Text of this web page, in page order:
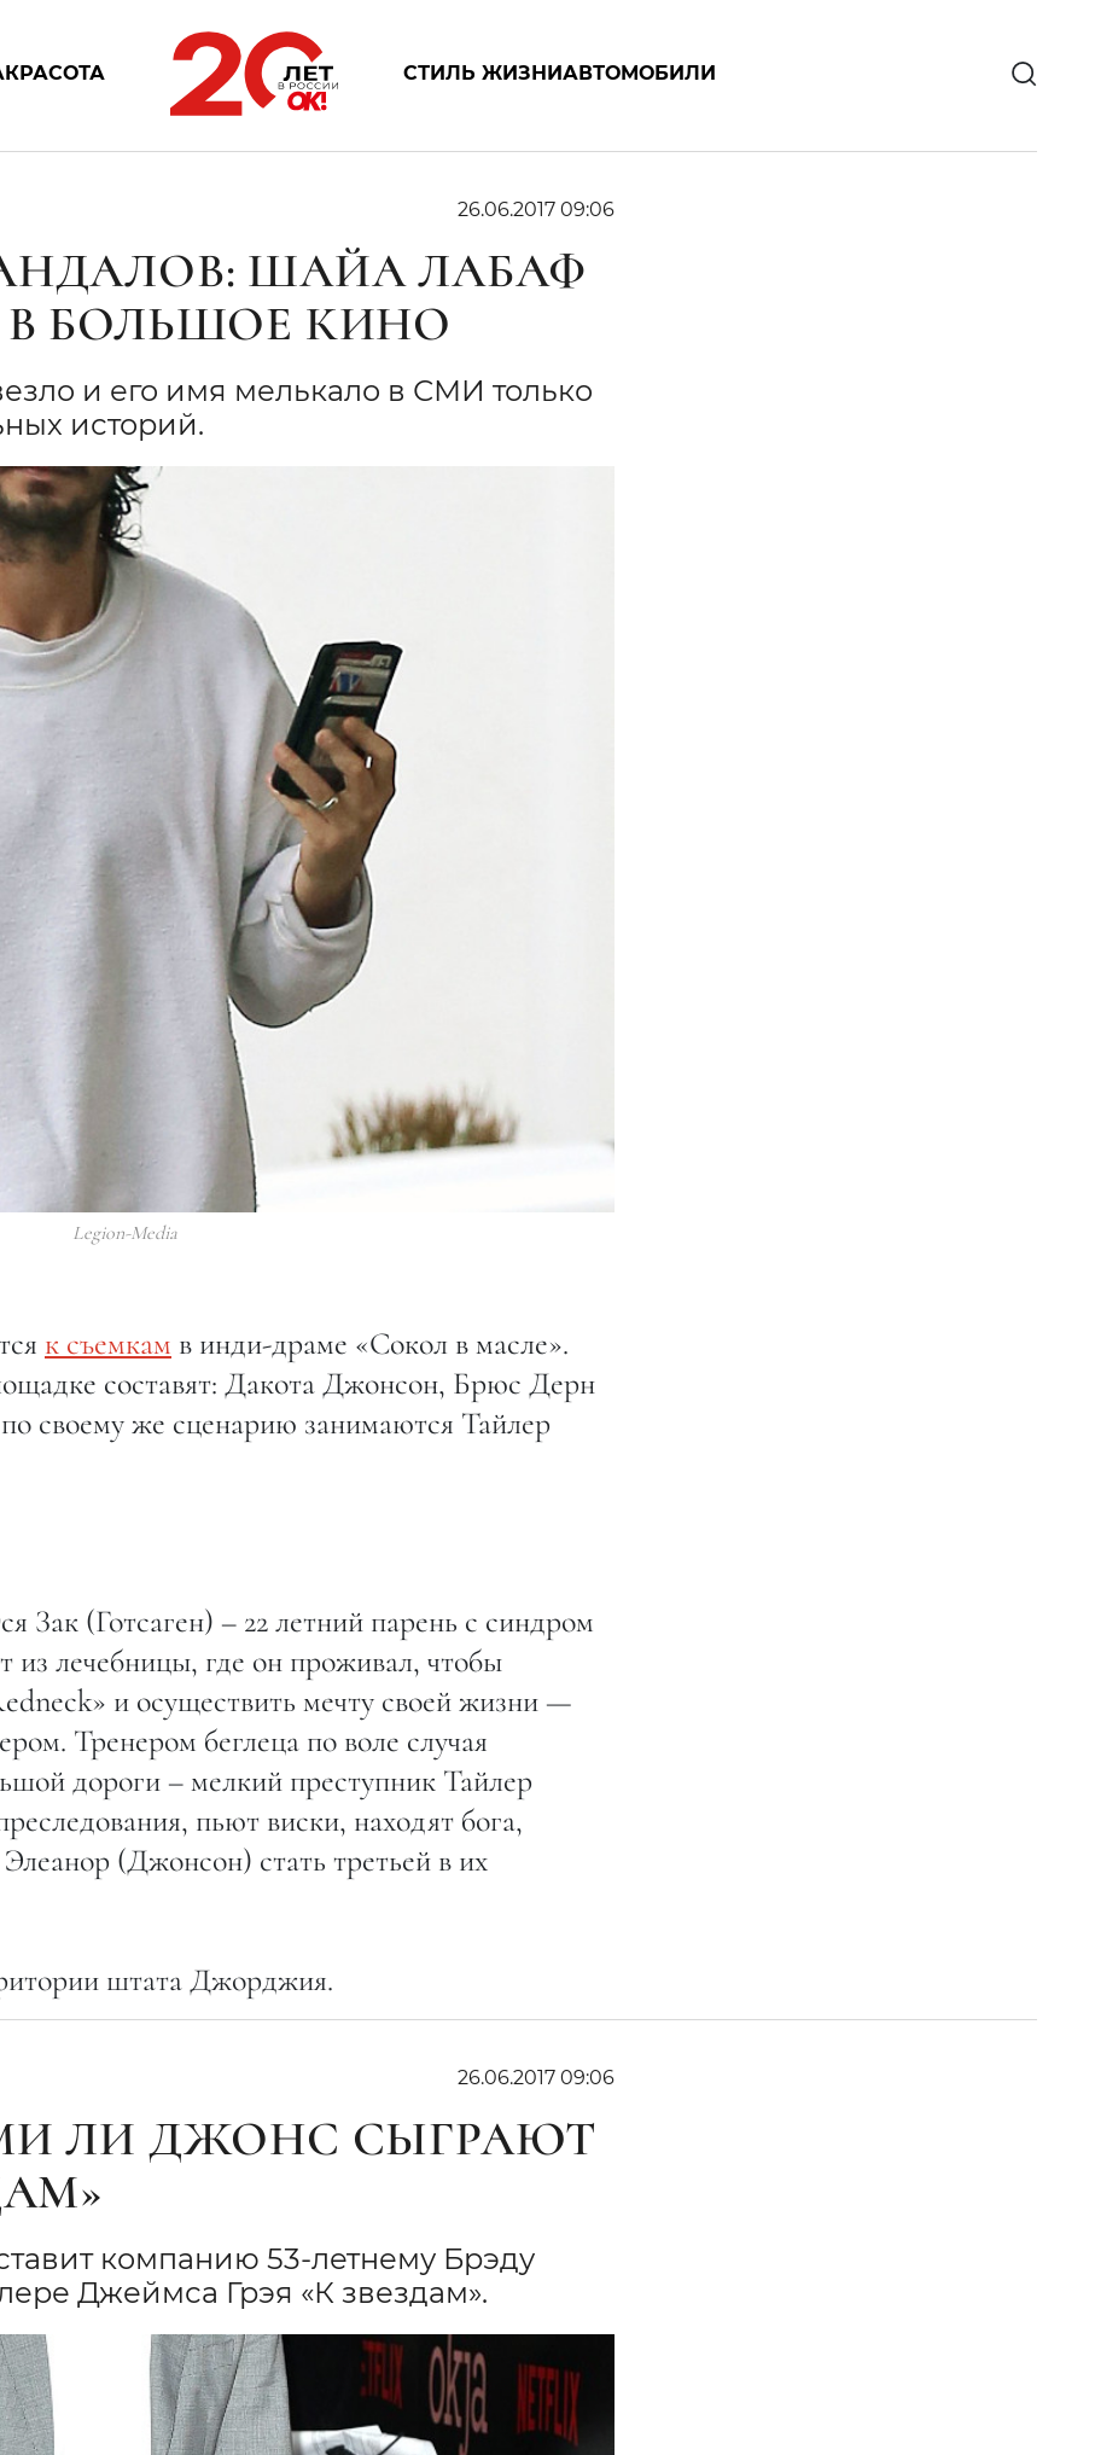
КРАСОТА СТИЛЬ ЖИЗНИАВТОМОБИЛИ
26.06.2017 09:06
ШАЙА ЛАБАФ
В БОЛЬШОЕ КИНО
и его имя мелькало в СМИ только
историй.
Legion-Media
к съемкам в инди-драме «Сокол в масле».
составят: Дакота Джонсон, Брюс Дерн
своему же сценарию занимаются Тайлер
Зак (Готсаген) – 22 летний парень с синдром
из лечебницы, где он проживал, чтобы
и осуществить мечту своей жизни —
Тренером беглеца по воле случая
дороги – мелкий преступник Тайлер
пьют виски, находят бога,
(Джонсон) стать третьей в их
штата Джорджия.
26.06.2017 09:06
ЛИ ДЖОНС СЫГРАЮТ
компанию 53-летнему Брэду
Джеймса Грэя «К звездам».